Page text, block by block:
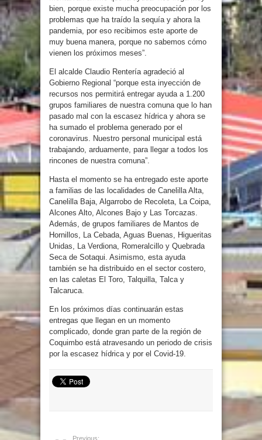
bien, porque existe mucha preocupación por los
problemas que ha traído la sequía y ahora la
pandemia, por eso recibimos este aporte de
muy buena manera, porque no sabemos cómo
vienen los próximos meses”.
El alcalde Claudio Rentería agradeció al
Gobierno Regional “porque esta inyección de
recursos nos permitirá entregar ayuda a 1.200
grupos familiares de nuestra comuna que lo han
pasado mal con la escasez hídrica y ahora se
ha sumado el problema generado por el
coronavirus. Nuestro personal municipal está
trabajando, arduamente, para llegar a todos los
rincones de nuestra comuna”.
Hasta el momento se ha entregado este aporte
a familias de las localidades de Canelilla Alta,
Canelilla Baja, Algarrobo de Recoleta, La Coipa,
Alcones Alto, Alcones Bajo y Las Torcazas.
Además, de grupos familiares de Mantos de
Hornillos, La Cebada, Aguas Buenas, Higueritas
Unidas, La Verdiona, Romeralcillo y Quebrada
Seca de Sotaqui. Asimismo, esta ayuda
también se ha distribuido en el sector costero,
en las caletas El Toro, Talquilla, Talca y
Talcaruca.
En los próximos días continuarán estas
entregas que llegan en un momento
complicado, donde gran parte de la región de
Coquimbo está atravesando un periodo de crisis
por la escasez hídrica y por el Covid-19.
Previous: